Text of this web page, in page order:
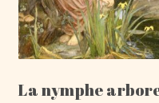
La nymphe